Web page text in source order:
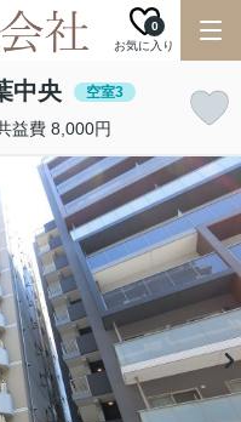
お気に入り
0
中央 空室3
益費 8,000円